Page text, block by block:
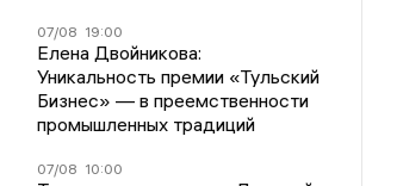
07/08 19:00
Елена Двойникова:
Уникальность премии «Тульский
Бизнес» — в преемственности
промышленных традиций
07/08 10:00